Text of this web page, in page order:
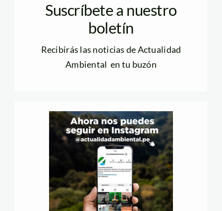
Suscríbete a nuestro
boletín
Recibirás las noticias de Actualidad
Ambiental en tu buzón